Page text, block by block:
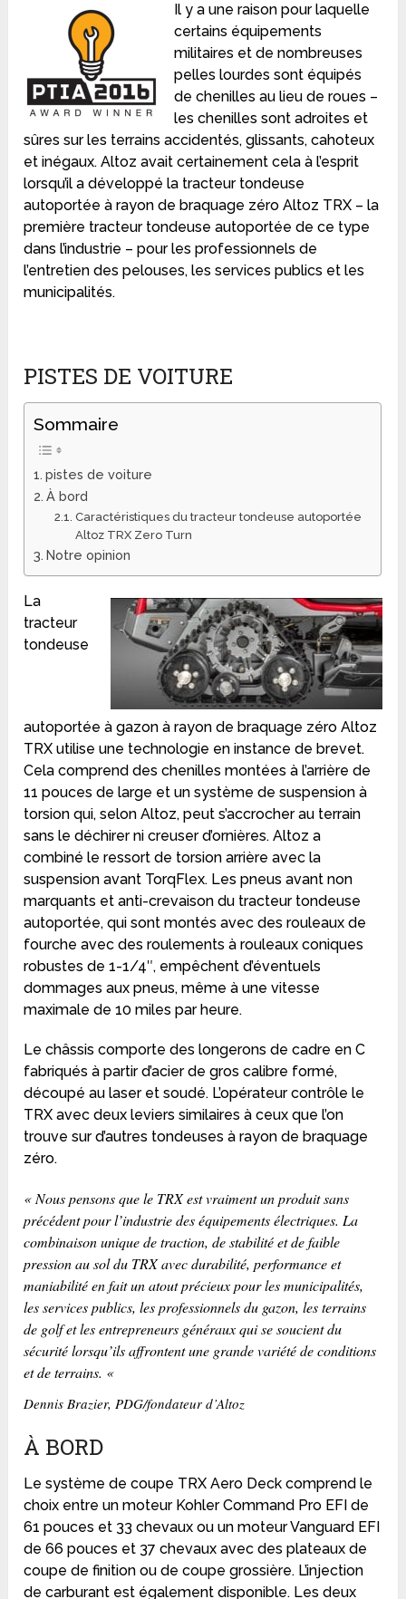
Il y a une raison pour laquelle
certains équipements
militaires et de nombreuses
pelles lourdes sont équipés
de chenilles au lieu de roues –
les chenilles sont adroites et
sûres sur les terrains accidentés, glissants, cahoteux
et inégaux. Altoz avait certainement cela à l’esprit
lorsqu’il a développé la tracteur tondeuse
autoportée à rayon de braquage zéro Altoz TRX – la
première tracteur tondeuse autoportée de ce type
dans l’industrie – pour les professionnels de
l’entretien des pelouses, les services publics et les
municipalités.
PISTES DE VOITURE
Sommaire
pistes de voiture
À bord
Caractéristiques du tracteur tondeuse autoportée
Altoz TRX Zero Turn
Notre opinion
La
tracteur
tondeuse
autoportée à gazon à rayon de braquage zéro Altoz
TRX utilise une technologie en instance de brevet.
Cela comprend des chenilles montées à l’arrière de
11 pouces de large et un système de suspension à
torsion qui, selon Altoz, peut s’accrocher au terrain
sans le déchirer ni creuser d’ornières. Altoz a
combiné le ressort de torsion arrière avec la
suspension avant TorqFlex. Les pneus avant non
marquants et anti-crevaison du tracteur tondeuse
autoportée, qui sont montés avec des rouleaux de
fourche avec des roulements à rouleaux coniques
robustes de 1-1/4″, empêchent d’éventuels
dommages aux pneus, même à une vitesse
maximale de 10 miles par heure.
Le châssis comporte des longerons de cadre en C
fabriqués à partir d’acier de gros calibre formé,
découpé au laser et soudé. L’opérateur contrôle le
TRX avec deux leviers similaires à ceux que l’on
trouve sur d’autres tondeuses à rayon de braquage
zéro.
« Nous pensons que le TRX est vraiment un produit sans
précédent pour l’industrie des équipements électriques. La
combinaison unique de traction, de stabilité et de faible
pression au sol du TRX avec durabilité, performance et
maniabilité en fait un atout précieux pour les municipalités,
les services publics, les professionnels du gazon, les terrains
de golf et les entrepreneurs généraux qui se soucient du
sécurité lorsqu’ils affrontent une grande variété de conditions
et de terrains. «
Dennis Brazier, PDG/fondateur d’Altoz
À BORD
Le système de coupe TRX Aero Deck comprend le
choix entre un moteur Kohler Command Pro EFI de
61 pouces et 33 chevaux ou un moteur Vanguard EFI
de 66 pouces et 37 chevaux avec des plateaux de
coupe de finition ou de coupe grossière. L’injection
de carburant est également disponible. Les deux